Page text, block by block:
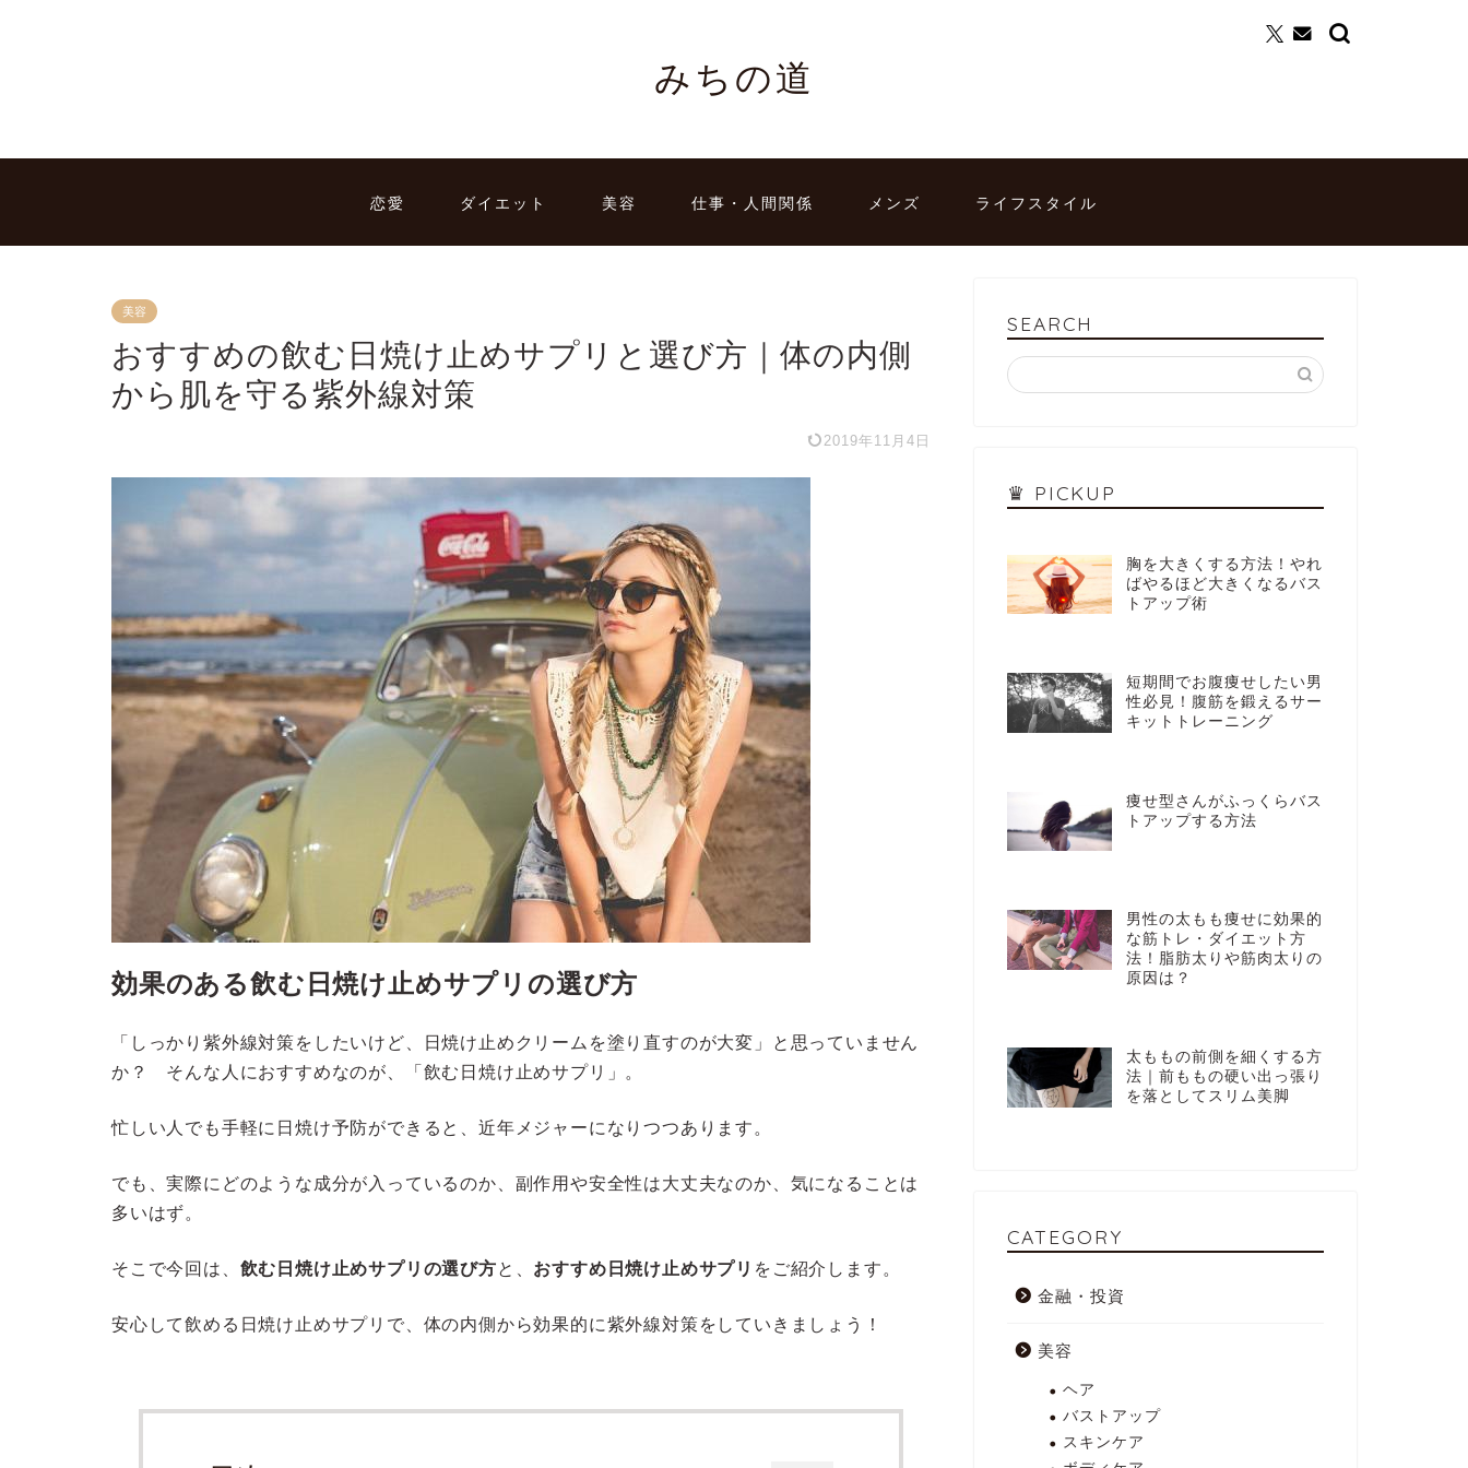
みちの道
恋愛 ダイエット 美容 仕事・人間関係 メンズ ライフスタイル
美容
おすすめの飲む日焼け止めサプリと選び方｜体の内側
から肌を守る紫外線対策
2019年11月4日
効果のある飲む日焼け止めサプリの選び方
「しっかり紫外線対策をしたいけど、日焼け止めクリームを塗り直すのが大変」と思っていません
か？ そんな人におすすめなのが、「飲む日焼け止めサプリ」。
忙しい人でも手軽に日焼け予防ができると、近年メジャーになりつつあります。
でも、実際にどのような成分が入っているのか、副作用や安全性は大丈夫なのか、気になることは
多いはず。
そこで今回は、 飲む日焼け止めサプリの選び方と、 おすすめ日焼け止めサプリ をご紹介します。
安心して飲める日焼け止めサプリで、体の内側から効果的に紫外線対策をしていきましょう！
SEARCH
♛ PICKUP
胸を大きくする方法！やれ
ばやるほど大きくなるバス
トアップ術
短期間でお腹痩せしたい男
性必見！腹筋を鍛えるサー
キットトレーニング
痩せ型さんがふっくらバス
トアップする方法
男性の太もも痩せに効果的
な筋トレ・ダイエット方
法！脂肪太りや筋肉太りの
原因は？
太ももの前側を細くする方
法｜前ももの硬い出っ張り
を落としてスリム美脚
CATEGORY
金融・投資
美容
ヘア
バストアップ
スキンケア